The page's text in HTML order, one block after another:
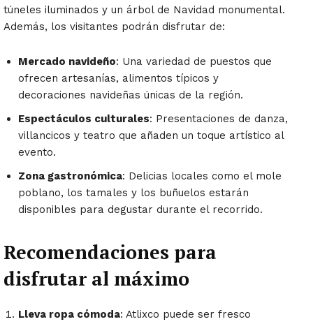
túneles iluminados y un árbol de Navidad monumental.
Además, los visitantes podrán disfrutar de:
Mercado navideño: Una variedad de puestos que
ofrecen artesanías, alimentos típicos y
decoraciones navideñas únicas de la región.
Espectáculos culturales: Presentaciones de danza,
villancicos y teatro que añaden un toque artístico al
evento.
Zona gastronómica: Delicias locales como el mole
poblano, los tamales y los buñuelos estarán
disponibles para degustar durante el recorrido.
Recomendaciones para
disfrutar al máximo
Lleva ropa cómoda: Atlixco puede ser fresco